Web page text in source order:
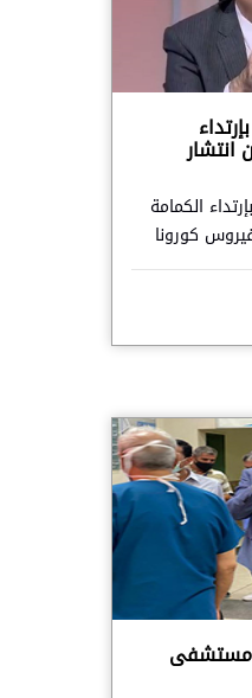
انتشار
الكمامة
كورونا
مستشفى